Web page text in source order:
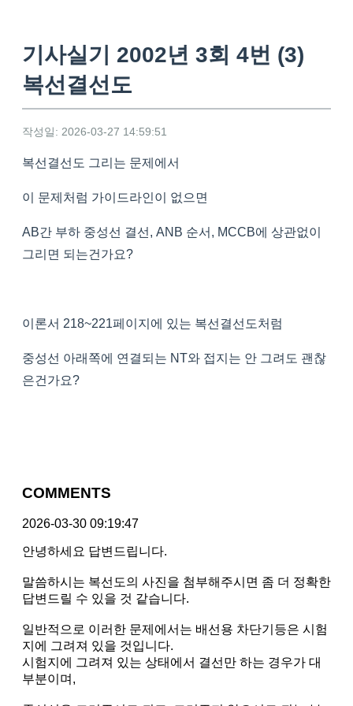
기사실기 2002년 3회 4번 (3)
복선결선도
작성일: 2026-03-27 14:59:51
복선결선도 그리는 문제에서
이 문제처럼 가이드라인이 없으면
AB간 부하 중성선 결선, ANB 순서, MCCB에 상관없이
그리면 되는건가요?
이론서 218~221페이지에 있는 복선결선도처럼
중성선 아래쪽에 연결되는 NT와 접지는 안 그려도 괜찮
은건가요?
COMMENTS
2026-03-30 09:19:47
안녕하세요 답변드립니다.
말씀하시는 복선도의 사진을 첨부해주시면 좀 더 정확한
답변드릴 수 있을 것 같습니다.
일반적으로 이러한 문제에서는 배선용 차단기등은 시험
지에 그려져 있을 것입니다.
시험지에 그려져 있는 상태에서 결선만 하는 경우가 대
부분이며,